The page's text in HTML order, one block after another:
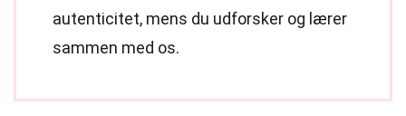
autenticitet, mens du udforsker og lærer
sammen med os.